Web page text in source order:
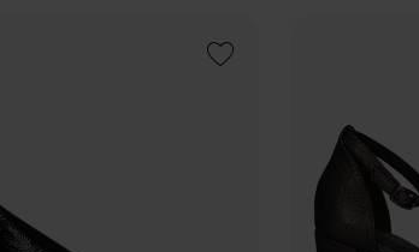
Add to Wishlist